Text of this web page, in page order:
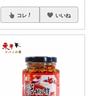
コレ いいね